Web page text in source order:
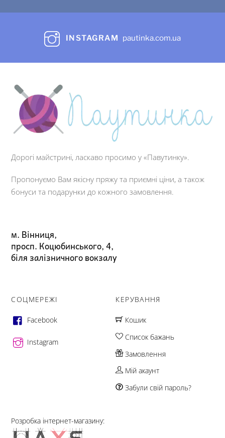
INSTAGRAM pautinka.com.ua
Дорогі майстрині, ласкаво просимо у «Павутинку».
Пропонуємо Вам якісну пряжу та приємні ціни, а також
бонуси та подарунки до кожного замовлення.
м. Вінниця,
просп. Коцюбинського, 4,
біля залізничного вокзалу
СОЦМЕРЕЖІ
Facebook
Instagram
КЕРУВАННЯ
Кошик
Список бажань
Замовлення
Мій акаунт
Забули свій пароль?
Розробка інтернет-магазину: